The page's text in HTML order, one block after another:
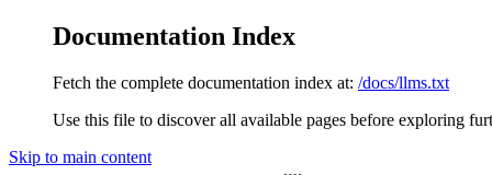
Documentation Index
Fetch the complete documentation index at: /docs/llms.txt
Use this file to discover all available pages before exploring
Skip to main content